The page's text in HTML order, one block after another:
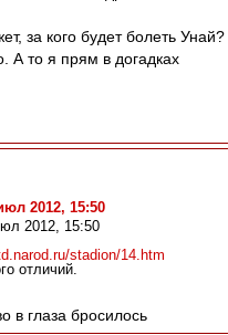
за кого будет болеть Унай?
А то я прям в догадках
2012, 15:50
2012, 15:50
stadion/14.htm
отличий.
в глаза бросилось